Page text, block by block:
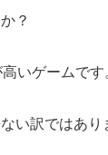
？
いゲームです
い訳ではあり